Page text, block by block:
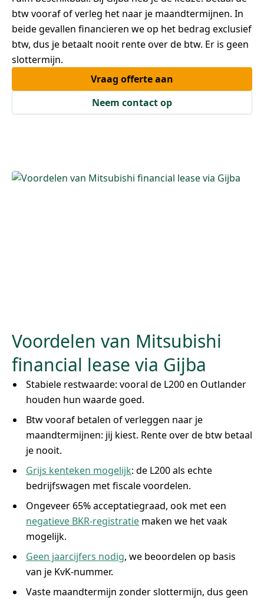
btw vooraf of verleg het naar je maandtermijnen. In
beide gevallen financieren we op het bedrag exclusief
btw, dus je betaalt nooit rente over de btw. Er is geen
slottermijn.
Vraag offerte aan
Neem contact op
Voordelen van Mitsubishi
financial lease via Gijba
Stabiele restwaarde: vooral de L200 en Outlander
houden hun waarde goed.
Btw vooraf betalen of verleggen naar je
maandtermijnen: jij kiest. Rente over de btw betaal
je nooit.
Grijs kenteken mogelijk: de L200 als echte
bedrijfswagen met fiscale voordelen.
Ongeveer 65% acceptatiegraad, ook met een
negatieve BKR-registratie maken we het vaak
mogelijk.
Geen jaarcijfers nodig, we beoordelen op basis
van je KvK-nummer.
Vaste maandtermijn zonder slottermijn, dus geen